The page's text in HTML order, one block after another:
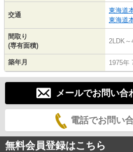
交通
東海道
東海道
間取り
(専有面積)
2LDK
築年月 1975年
メールでお問い合
電話でお問い
無料会員登録はこちら